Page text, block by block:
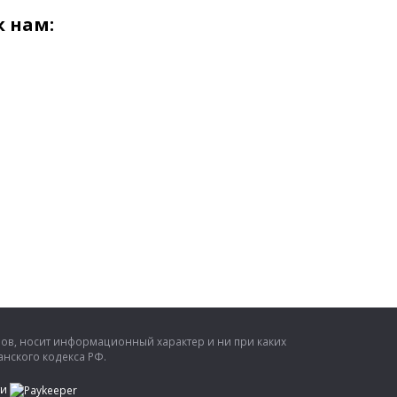
нам:
носит информационный характер и ни при каких
кодекса РФ.